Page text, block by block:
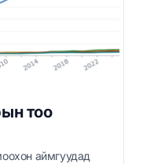
тоо
аймгуудад